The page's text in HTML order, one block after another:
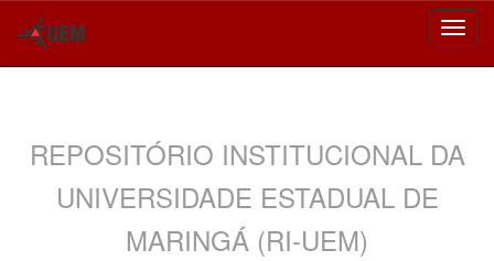
REPOSITÓRIO INSTITUCIONAL DA
UNIVERSIDADE ESTADUAL DE
MARINGÁ (RI-UEM)